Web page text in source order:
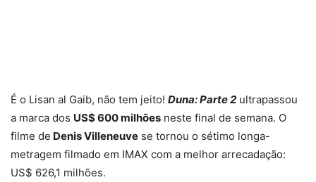
É o Lisan al Gaib, não tem jeito! Duna: Parte 2 ultrapassou
a marca dos US$ 600 milhões neste final de semana. O
filme de Denis Villeneuve se tornou o sétimo longa-
metragem filmado em IMAX com a melhor arrecadação:
US$ 626,1 milhões.